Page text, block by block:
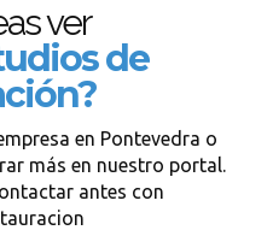
ver
de
en Pontevedra o
más en nuestro portal.
antes con